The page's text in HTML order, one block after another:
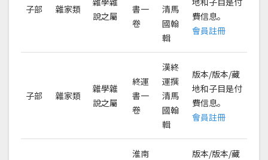
子部 雜家類
說之屬
書一
卷
清馬
國翰
輯
費信息。
會員註冊
子部 雜家類
雜學雜
說之屬
終運
書一
卷
漢終
運撰
清馬
國翰
輯
版本/版本/藏
地和子目是付
費信息。
會員註冊
淮南
版本/版本/藏